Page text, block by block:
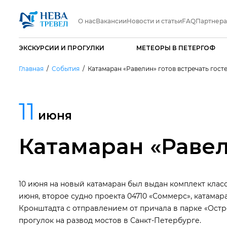
О насВакансииНовости и статьиFAQ
ЭКСКУРСИИ И ПРОГУЛКИ МЕТЕОРЫ В ПЕТЕРГОФ
Главная События Катамаран «Равелин» готов встречать
11 июня
Катамаран
10 июня на новый катамаран был выдан комплект
июня, второе судно проекта 04710 «Соммерс»,
Кронштадта с отправлением от причала в парке
прогулок на развод мостов в Санкт-Петербурге.